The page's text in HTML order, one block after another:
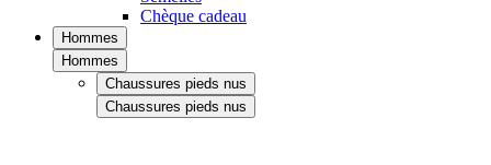
Chèque cadeau
Hommes
Hommes
Chaussures pieds nus
Chaussures pieds nus